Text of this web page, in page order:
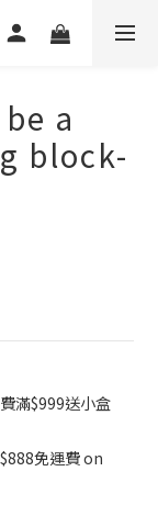
a
block-
滿$999送小盒
免運費 on